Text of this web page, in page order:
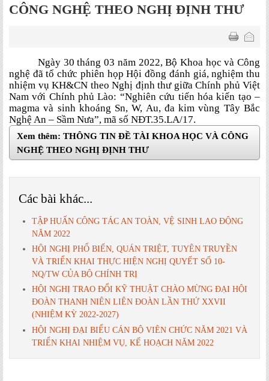
CÔNG NGHỆ THEO NGHỊ ĐỊNH THƯ
Ngày 30 tháng 03 năm 2022, Bộ Khoa học và Công
nghệ đã tổ chức phiên họp Hội đồng đánh giá, nghiệm thu
nhiệm vụ KH&CN theo Nghị định thư giữa Chính phủ Việt
Nam với Chính phủ Lào: “Nghiên cứu tiến hóa kiến tạo –
magma và sinh khoáng Sn, W, Au, đa kim vùng Tây Bắc
Nghệ An – Sầm Nưa”, mã số NĐT.35.LA/17.
Xem thêm: THÔNG TIN ĐỀ TÀI KHOA HỌC VÀ CÔNG
NGHỆ THEO NGHỊ ĐỊNH THƯ
Các bài khác...
TẬP HUẤN CÔNG TÁC AN TOÀN, VỆ SINH LAO ĐỘNG
NĂM 2022
HỘI NGHỊ PHỔ BIẾN, QUÁN TRIỆT, TUYÊN TRUYỀN
VÀ TRIỂN KHAI THỰC HIỆN NGHỊ QUYẾT SỐ 10-
NQ/TW CỦA BỘ CHÍNH TRỊ
HỘI NGHỊ TRAO ĐỔI KỸ THUẬT CHÀO MỪNG ĐẠI HỘI
ĐOÀN THANH NIÊN LIÊN ĐOÀN LẦN THỨ XXVII
(NHIỆM KỲ 2022-2027)
HỘI NGHỊ ĐẠI BIỂU CÁN BỘ VIÊN CHỨC NĂM 2021 VÀ
TRIỂN KHAI NHIỆM VỤ, KẾ HOẠCH NĂM 2022